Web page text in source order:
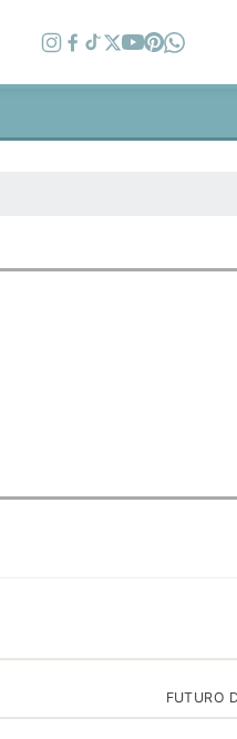
FUTURO